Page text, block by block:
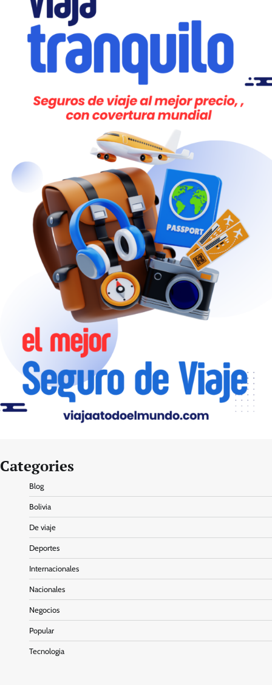
Categories
Blog
Bolivia
De viaje
Deportes
Internacionales
Nacionales
Negocios
Popular
Tecnologia